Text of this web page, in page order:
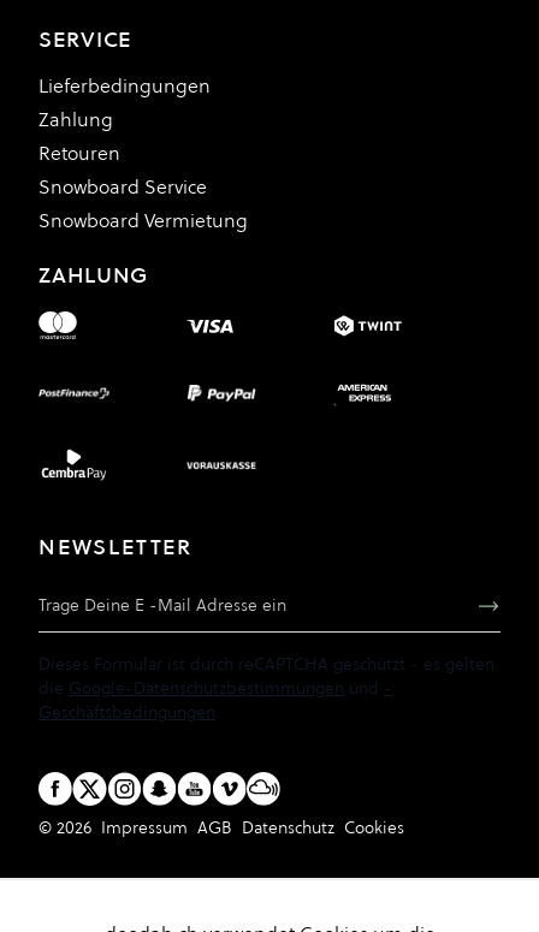
SERVICE
Lieferbedingungen
Zahlung
Retouren
Snowboard Service
Snowboard Vermietung
ZAHLUNG
NEWSLETTER
Dieses Formular ist durch reCAPTCHA geschützt - es gelten
die Google-Datenschutzbestimmungen und -
Geschäftsbedingungen.
© 2026 Impressum AGB Datenschutz Cookies